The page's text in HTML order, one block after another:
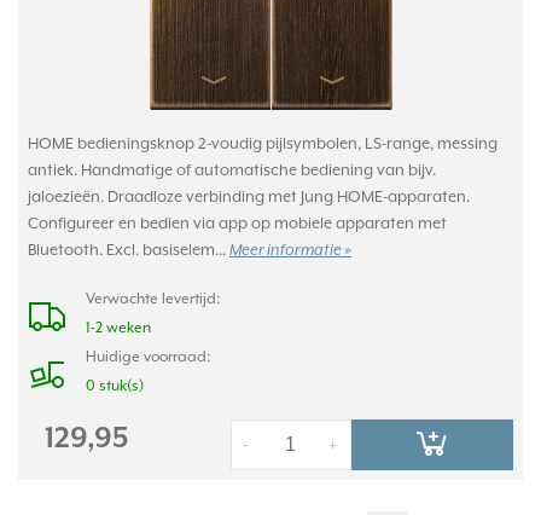
HOME bedieningsknop 2-voudig pijlsymbolen, LS-range, messing
antiek. Handmatige of automatische bediening van bijv.
jaloezieën. Draadloze verbinding met Jung HOME-apparaten.
Configureer en bedien via app op mobiele apparaten met
Bluetooth. Excl. basiselem... Meer informatie »
Verwachte levertijd:
1-2 weken
Huidige voorraad:
0 stuk(s)
129,95 +
-